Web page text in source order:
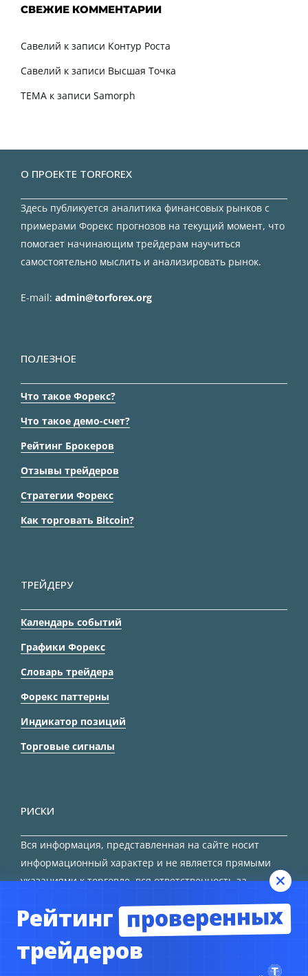
СВЕЖИЕ КОММЕНТАРИИ
Савелий к записи Контур Роста
Савелий к записи Высшая Точка
TEMA к записи Samorph
О ПРОЕКТЕ TORFOREX
Здесь публикуется аналитика финансовых рынков с
примерами Форекс прогнозов на текущий момент, что
помогает начинающим трейдерам научиться
самостоятельно мыслить и анализировать рынок.
E-mail: admin@torforex.org
ПОЛЕЗНОЕ
Что такое Форекс?
Что такое демо-счет?
Рейтинг Брокеров
Отзывы трейдеров
Стратегии Форекс
Как торговать Bitcoin?
ТРЕЙДЕРУ
Календарь событий
Графики Форекс
Словарь трейдера
Форекс паттерны
Индикатор позиций
Торговые сигналы
РИСКИ
Вся информация, представленная на сайте носит
информационный характер и не является прямыми
указаниями к торговле, вся ответственность за
Рейтинг проверенных
трейдеров